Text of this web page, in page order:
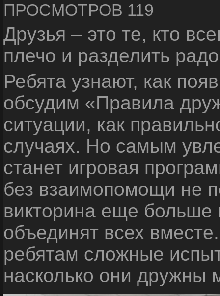
ПРОСМОТРОВ 119
Друзья – это те, кто
плечо и разделить
Ребята узнают, как
обсудим «Правила
ситуации, как
случаях. Но самым
станет игровая
без взаимопомощи не
викторина еще
объединят всех
ребятам сложные
насколько они дружны